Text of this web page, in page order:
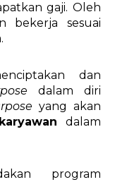
gaji. Oleh
bekerja sesuai
dan
dalam diri
dalam
program